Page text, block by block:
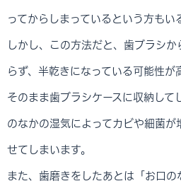
ってからしまっているという方もい
しかし、この方法だと、歯ブラシ
らず、半乾きになっている可能性が
そのまま歯ブラシケースに収納して
のなかの湿気によってカビや細菌
せてしまいます。
また、歯磨きをしたあとは「お口